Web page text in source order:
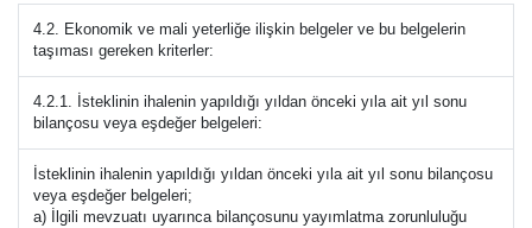
4.2. Ekonomik ve mali yeterliğe ilişkin belgeler ve bu belgelerin
taşıması gereken kriterler:
4.2.1. İsteklinin ihalenin yapıldığı yıldan önceki yıla ait yıl sonu
bilançosu veya eşdeğer belgeleri:
İsteklinin ihalenin yapıldığı yıldan önceki yıla ait yıl sonu bilançosu
veya eşdeğer belgeleri;
a) İlgili mevzuatı uyarınca bilançosunu yayımlatma zorunluluğu